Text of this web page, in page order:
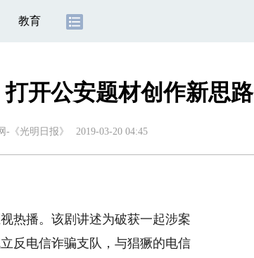
教育
打开公安题材创作新思路
-《光明日报》 2019-03-20 04:45
热播。该剧讲述为破获一起涉案
反电信诈骗支队，与猖獗的电信